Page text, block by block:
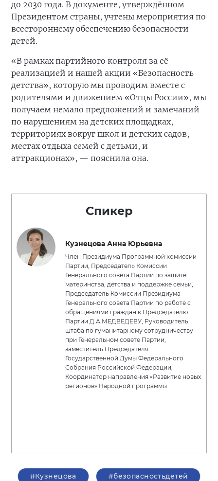
до 2030 года. В документе, утверждённом
Президентом страны, учтены мероприятия по
всестороннему обеспечению безопасности
детей.
«В рамках партийного контроля за её
реализацией и нашей акции «Безопасность
детства», которую мы проводим вместе с
родителями и движением «Отцы России», мы
получаем немало предложений и замечаний
по нарушениям на детских площадках,
территориях вокруг школ и детских садов,
местах отдыха семей с детьми, и
аттракционах», — пояснила она.
Спикер
Кузнецова Анна Юрьевна
Член Президиума Программной комиссии
Партии, Председатель Комиссии
Генерального совета Партии по защите
материнства, детства и поддержке семьи,
Председатель Комиссии Президиума
Генерального совета Партии по работе с
обращениями граждан к Председателю
Партии Д.А.МЕДВЕДЕВУ, Руководитель
штаба по гуманитарному сотрудничеству
при Генеральном совете Партии,
заместитель Председателя
Государственной Думы Федерального
Собрания Российской Федерации,
Координатор направления «Развитие новых
регионов» Народной программы
#Кузнецова #безопасностьдетей